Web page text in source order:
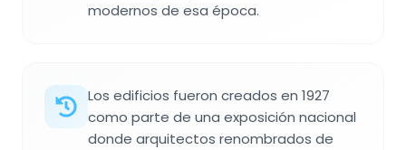
modernos de esa época.
Los edificios fueron creados en 1927
como parte de una exposición nacional
donde arquitectos renombrados de